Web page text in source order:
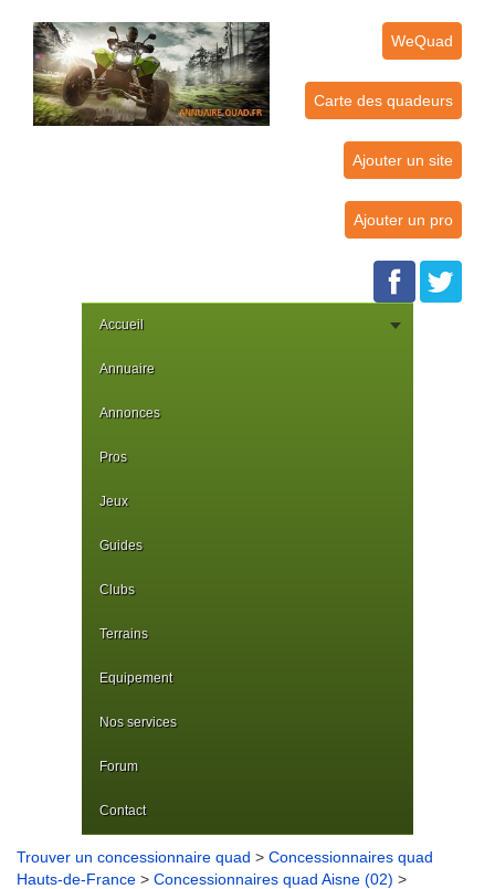
WeQuad
Carte des quadeurs
Ajouter un site
Ajouter un pro
Accueil
Annuaire
Annonces
Pros
Jeux
Guides
Clubs
Terrains
Equipement
Nos services
Forum
Contact
Trouver un concessionnaire quad > Concessionnaires quad
Hauts-de-France > Concessionnaires quad Aisne (02) >